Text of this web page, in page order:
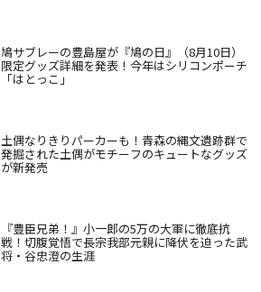
鳩サブレーの豊島屋が『鳩の日』（8月10日）
限定グッズ詳細を発表！今年はシリコンポーチ
「はとっこ」
土偶なりきりパーカーも！青森の縄文遺跡群で
発掘された土偶がモチーフのキュートなグッズ
が新発売
『豊臣兄弟！』小一郎の5万の大軍に徹底抗
戦！切腹覚悟で長宗我部元親に降伏を迫った武
将・谷忠澄の生涯